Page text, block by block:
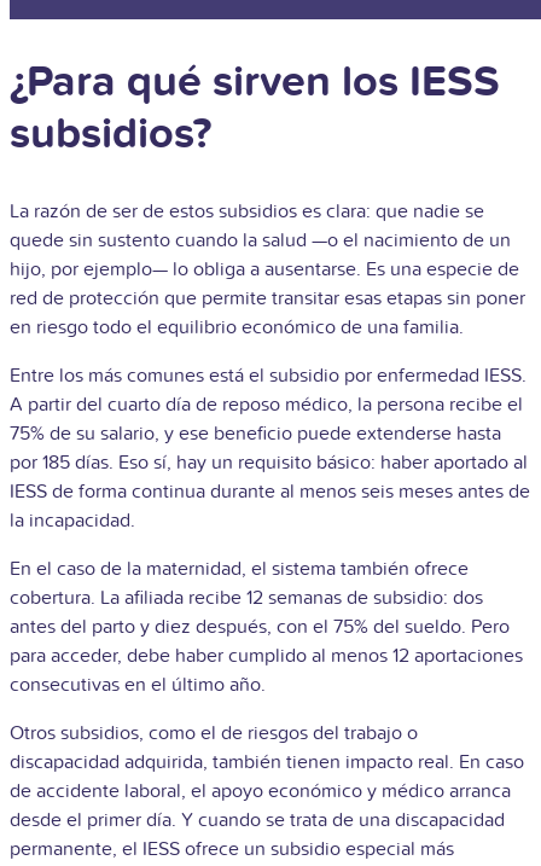
¿Para qué sirven los IESS
subsidios?
La razón de ser de estos subsidios es clara: que nadie se
quede sin sustento cuando la salud —o el nacimiento de un
hijo, por ejemplo— lo obliga a ausentarse. Es una especie de
red de protección que permite transitar esas etapas sin poner
en riesgo todo el equilibrio económico de una familia.
Entre los más comunes está el subsidio por enfermedad IESS.
A partir del cuarto día de reposo médico, la persona recibe el
75% de su salario, y ese beneficio puede extenderse hasta
por 185 días. Eso sí, hay un requisito básico: haber aportado al
IESS de forma continua durante al menos seis meses antes de
la incapacidad.
En el caso de la maternidad, el sistema también ofrece
cobertura. La afiliada recibe 12 semanas de subsidio: dos
antes del parto y diez después, con el 75% del sueldo. Pero
para acceder, debe haber cumplido al menos 12 aportaciones
consecutivas en el último año.
Otros subsidios, como el de riesgos del trabajo o
discapacidad adquirida, también tienen impacto real. En caso
de accidente laboral, el apoyo económico y médico arranca
desde el primer día. Y cuando se trata de una discapacidad
permanente, el IESS ofrece un subsidio especial más